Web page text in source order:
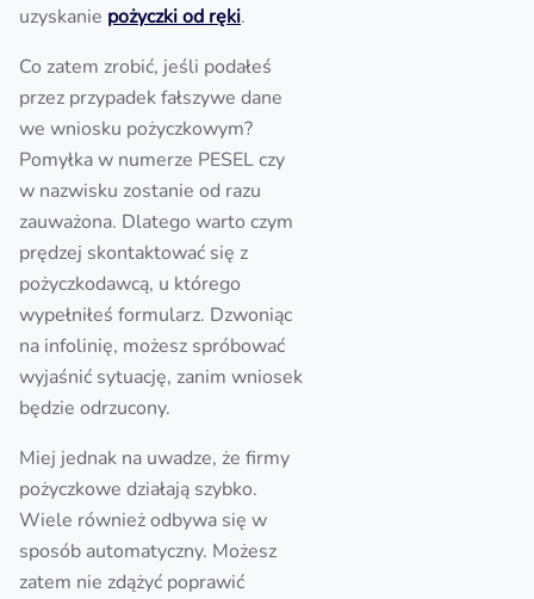
uzyskanie pożyczki od ręki.
Co zatem zrobić, jeśli podałeś
przez przypadek fałszywe dane
we wniosku pożyczkowym?
Pomyłka w numerze PESEL czy
w nazwisku zostanie od razu
zauważona. Dlatego warto czym
prędzej skontaktować się z
pożyczkodawcą, u którego
wypełniłeś formularz. Dzwoniąc
na infolinię, możesz spróbować
wyjaśnić sytuację, zanim wniosek
będzie odrzucony.
Miej jednak na uwadze, że firmy
pożyczkowe działają szybko.
Wiele również odbywa się w
sposób automatyczny. Możesz
zatem nie zdążyć poprawić